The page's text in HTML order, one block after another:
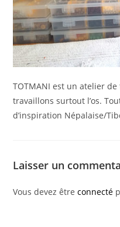
TOTMANI est un atelier
travaillons surtout l’os.
d’inspiration Népalaise/
Laisser un
Vous devez êtreconnecté